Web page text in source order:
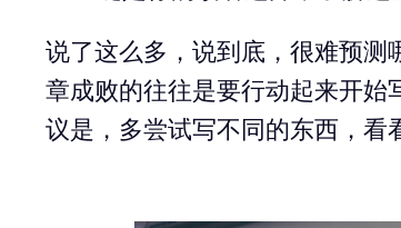
说了这么多，说到底，很难预测
章成败的往往是要行动起来开始
议是，多尝试写不同的东西，看